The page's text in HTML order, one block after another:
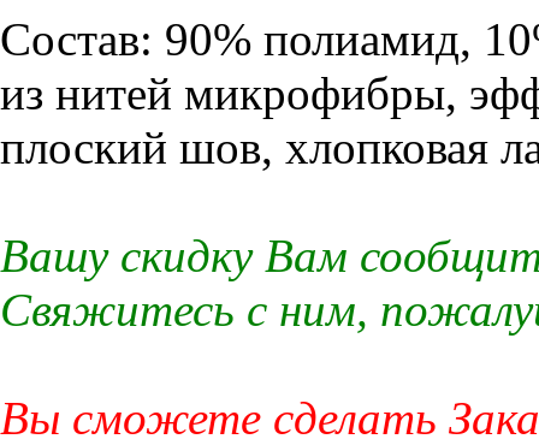
Состав: 90% полиамид,
из нитей микрофибры,
плоский шов, хлопковая
Вашу скидку Вам
Свяжитесь с ним,
Вы сможете сделать